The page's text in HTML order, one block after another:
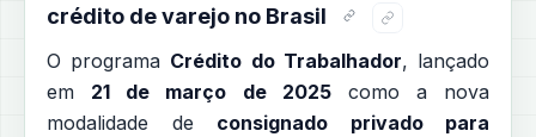
crédito de varejo no Brasil
O programa Crédito do Trabalhador, lançado
em 21 de março de 2025como a nova
modalidade de consignado privado para